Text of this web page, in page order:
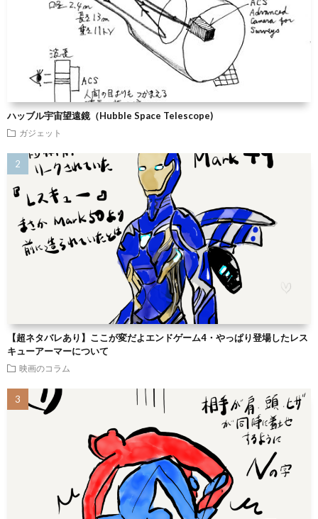
ハッブル宇宙望遠鏡（Hubble Space Telescope)
ガジェット
【超ネタバレあり】ここが変だよエンドゲーム4・やっぱり登場したレス
キューアーマーについて
映画のコラム